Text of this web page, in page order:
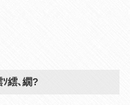
繧､繝?